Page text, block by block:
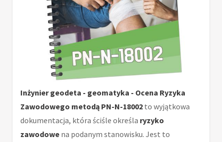
Inżynier geodeta - geomatyka - Ocena Ryzyka
Zawodowego metodą PN-N-18002 to wyjątkowa
dokumentacja, która ściśle określa ryzyko
zawodowe na podanym stanowisku. Jest to